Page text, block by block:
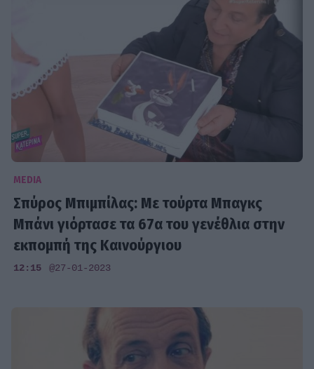
MEDIA
Σπύρος Μπιμπίλας: Με τούρτα Μπαγκς
Μπάνι γιόρτασε τα 67α του γενέθλια στην
εκπομπή της Καινούργιου
12:15 @27-01-2023